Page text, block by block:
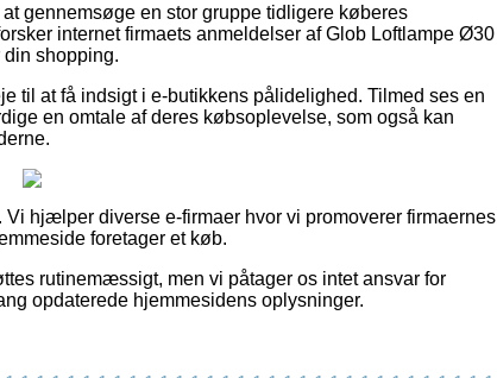
gennemsøge en stor gruppe tidligere køberes
internet firmaets anmeldelser af Glob Loftlampe Ø30
shopping.
til at få indsigt i e-butikkens pålidelighed. Tilmed ses en
en omtale af deres købsoplevelse, som også kan
hjælper diverse e-firmaer hvor vi promoverer firmaernes
foretager et køb.
rutinemæssigt, men vi påtager os intet ansvar for
opdaterede hjemmesidens oplysninger.